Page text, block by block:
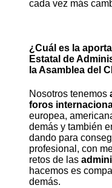
cada vez más
¿Cuál es la
Estatal de
la Asamblea del
Nosotros tenemos
foros
europea,
demás y también
dando para
profesional, con
retos de las
hacemos es
demás.